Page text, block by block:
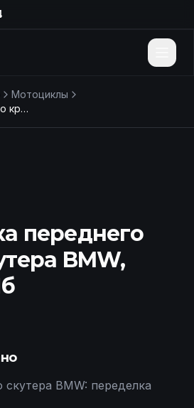
Мотоциклы
Переделка переднего крыла скутера BMW, цена в СПб
переднего
BMW,
BMW: переделка